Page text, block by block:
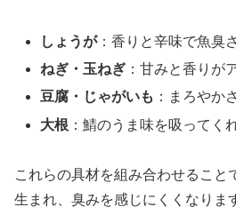
しょうが：香りと辛味で魚臭
ねぎ・玉ねぎ ：甘みと香りが
豆腐・じゃがいも ：まろやか
大根 ：鯖のうま味を吸ってく
これらの具材を組み合わせること
生まれ、臭みを感じにくくなりま